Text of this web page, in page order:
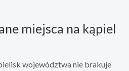
miejsca na kąpiel
województwa nie brakuje